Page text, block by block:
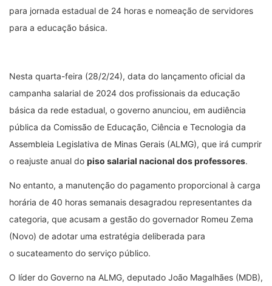
para jornada estadual de 24 horas e nomeação de servidores
para a educação básica.
Nesta quarta-feira (28/2/24), data do lançamento oficial da
campanha salarial de 2024 dos profissionais da educação
básica da rede estadual, o governo anunciou, em audiência
pública da Comissão de Educação, Ciência e Tecnologia da
Assembleia Legislativa de Minas Gerais (ALMG), que irá cumprir
o reajuste anual do piso salarial nacional dos professores.
No entanto, a manutenção do pagamento proporcional à carga
horária de 40 horas semanais desagradou representantes da
categoria, que acusam a gestão do governador Romeu Zema
(Novo) de adotar uma estratégia deliberada para
o sucateamento do serviço público.
O líder do Governo na ALMG, deputado João Magalhães (MDB),